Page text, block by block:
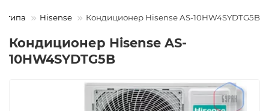
типа Hisense Кондиционер Hisense AS-10HW4SYDTG5B
Кондиционер Hisense AS-
10HW4SYDTG5B